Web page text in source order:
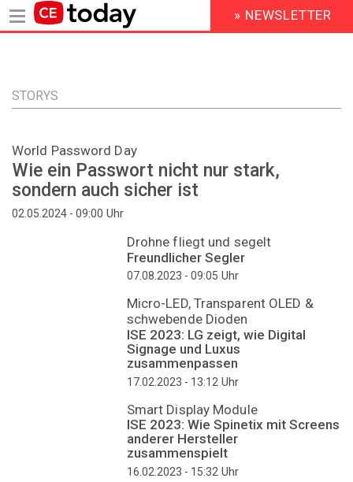
Inhalt
HEADER
MENU
» NEWSLETTER
STORYS
World Password Day
Wie ein Passwort nicht nur stark,
sondern auch sicher ist
02.05.2024 - 09:00 Uhr
Drohne fliegt und segelt
Freundlicher Segler
07.08.2023 - 09:05 Uhr
Micro-LED, Transparent OLED &
schwebende Dioden
ISE 2023: LG zeigt, wie Digital
Signage und Luxus
zusammenpassen
17.02.2023 - 13:12Uhr
Smart Display Module
ISE 2023: Wie Spinetix mit Screens
anderer Hersteller
zusammenspielt
16.02.2023 - 15:32Uhr